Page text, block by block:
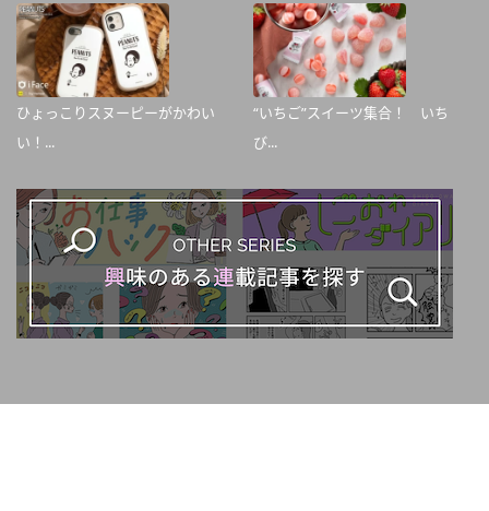
ひょっこりスヌーピーがかわい
い！...
“いちご”スイーツ集合！ いち
び...